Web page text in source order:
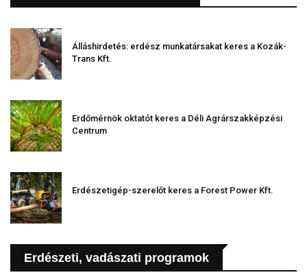
Álláshirdetés: erdész munkatársakat keres a Kozák-
Trans Kft.
Erdőmérnök oktatót keres a Déli Agrárszakképzési
Centrum
Erdészetigép-szerelőt keres a Forest Power Kft.
Erdészeti, vadászati programok